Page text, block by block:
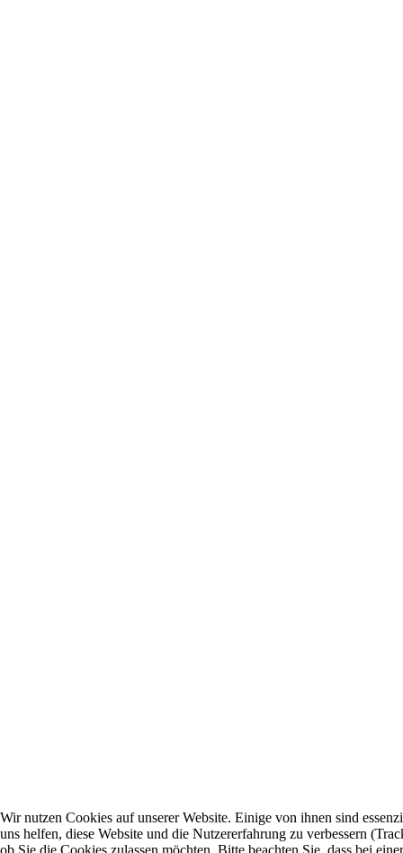
Wir nutzen Cookies auf unserer Website. Einige von ihnen sind
uns helfen, diese Website und die Nutzererfahrung zu verbessern
ob Sie die Cookies zulassen möchten. Bitte beachten Sie, dass bei